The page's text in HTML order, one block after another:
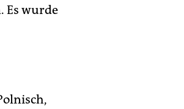
Es wurde